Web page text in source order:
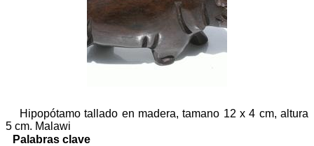
Hipopótamo tallado en madera, tamano 12 x 4 cm, altura
5 cm. Malawi
Palabras clave